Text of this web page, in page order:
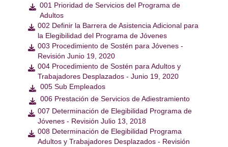
 001 Prioridad de Servicios del Programa de
Adultos
 002 Definir la Barrera de Asistencia Adicional para
la Elegibilidad del Programa de Jóvenes
 003 Procedimiento de Sostén para Jóvenes -
Revisión Junio 19, 2020
 004 Procedimiento de Sostén para Adultos y
Trabajadores Desplazados - Junio 19, 2020
 005 Sub Empleados
 006 Prestación de Servicios de Adiestramiento
 007 Determinación de Elegibilidad Programa de
Jóvenes - Revisión Julio 13, 2018
 008 Determinación de Elegibilidad Programa
Adultos y Trabajadores Desplazados - Revisión